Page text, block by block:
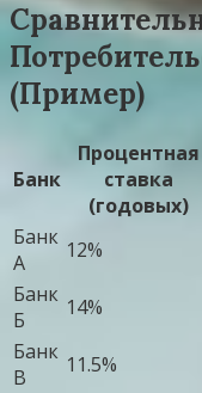
(Пример)
Банк
Процентная
ставка
(годовых)
Банк
А
12%
Банк
Б
14%
Банк
В
11.5%